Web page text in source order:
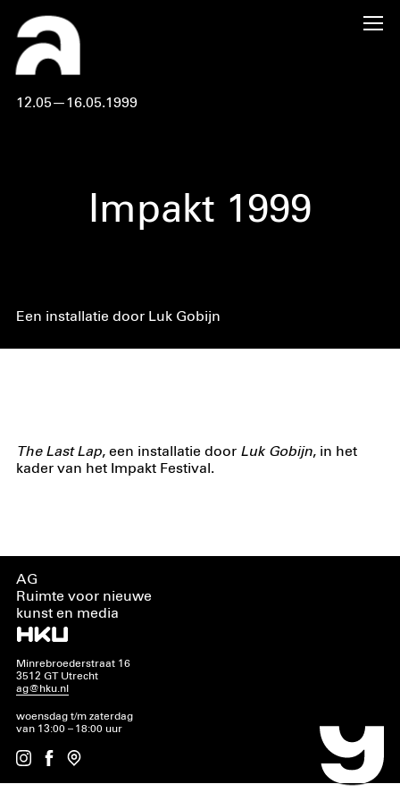
12.05—16.05.1999
Impakt 1999
Een installatie door Luk Gobijn
The Last Lap, een installatie door Luk Gobijn, in het
kader van het Impakt Festival.
AG
Ruimte voor nieuwe
kunst en media
Minrebroederstraat 16
3512 GT Utrecht
ag@hku.nl
woensdag t/m zaterdag
van 13:00 – 18:00 uur